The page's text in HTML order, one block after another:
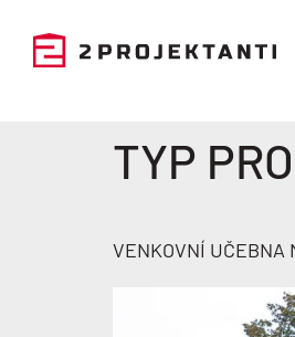
TYP
VENKOVNÍ UČEBNA